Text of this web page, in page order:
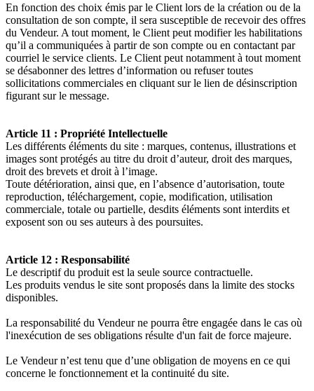
En fonction des choix émis par le Client lors de la création ou de la
consultation de son compte, il sera susceptible de recevoir des offres
du Vendeur. A tout moment, le Client peut modifier les habilitations
qu’il a communiquées à partir de son compte ou en contactant par
courriel le service clients. Le Client peut notamment à tout moment
se désabonner des lettres d’information ou refuser toutes
sollicitations commerciales en cliquant sur le lien de désinscription
figurant sur le message.
Article 11 : Propriété Intellectuelle
Les différents éléments du site : marques, contenus, illustrations et
images sont protégés au titre du droit d’auteur, droit des marques,
droit des brevets et droit à l’image.
Toute détérioration, ainsi que, en l’absence d’autorisation, toute
reproduction, téléchargement, copie, modification, utilisation
commerciale, totale ou partielle, desdits éléments sont interdits et
exposent son ou ses auteurs à des poursuites.
Article 12 : Responsabilité
Le descriptif du produit est la seule source contractuelle.
Les produits vendus le site sont proposés dans la limite des stocks
disponibles.
La responsabilité du Vendeur ne pourra être engagée dans le cas où
l'inexécution de ses obligations résulte d'un fait de force majeure.
Le Vendeur n’est tenu que d’une obligation de moyens en ce qui
concerne le fonctionnement et la continuité du site.